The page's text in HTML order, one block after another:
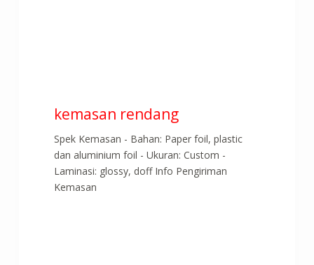
kemasan rendang
Spek Kemasan - Bahan: Paper foil, plastic
dan aluminium foil - Ukuran: Custom -
Laminasi: glossy, doff Info Pengiriman
Kemasan